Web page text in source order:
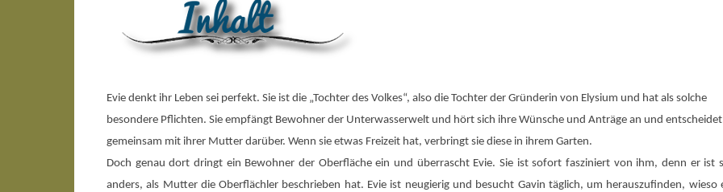
Evie denkt ihr Leben sei perfekt. Sie ist die „Tochter des Volkes“, also die Tochter der Gründerin von Elysium und hat als solche
besondere Pflichten. Sie empfängt Bewohner der Unterwasserwelt und hört sich ihre Wünsche und Anträge an und entscheidet
gemeinsam mit ihrer Mutter darüber. Wenn sie etwas Freizeit hat, verbringt sie diese in ihrem Garten.
Doch genau dort dringt ein Bewohner der Oberfläche ein und überrascht Evie. Sie ist sofort fasziniert von ihm, denn er ist
anders, als Mutter die Oberflächler beschrieben hat. Evie ist neugierig und besucht Gavin täglich, um herauszufinden, wieso